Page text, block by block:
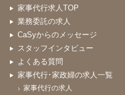
家事代行求人TOP
業務委託の求人
CaSyからのメッセージ
スタッフインタビュー
よくある質問
家事代行･家政婦の求人一覧
家事代行の求人